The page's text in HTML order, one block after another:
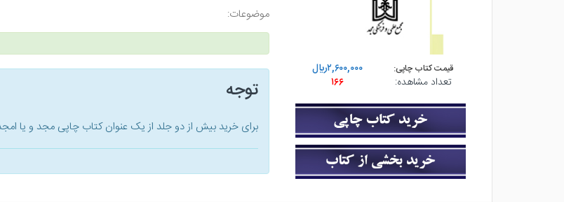
قیمت کتاب چاپی:
۲,۶۰۰,۰۰۰ريال
تعداد مشاهده:
۱۶۶
موضوعات:
توجه
برای خرید بیش از دو جلد از یک عنوان کتاب‌ چاپی مجد و یا